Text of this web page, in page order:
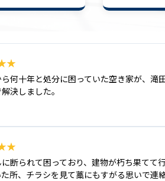
何十年と処分に困っていた空き家が、滝
決しました。
断られて困っており、建物が朽ち果てて
所、チラシを見て藁にもすがる思いで連